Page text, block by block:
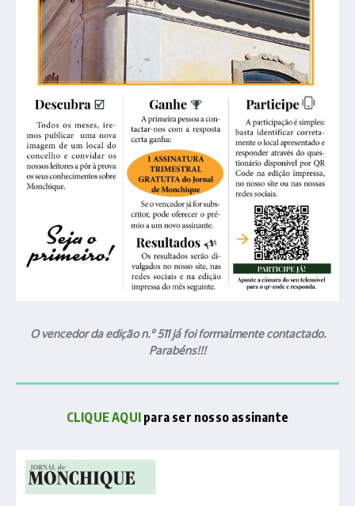
O vencedor da edição n.º 511 já foi formalmente contactado.
Parabéns!!!
CLIQUE AQUI para ser nosso assinante